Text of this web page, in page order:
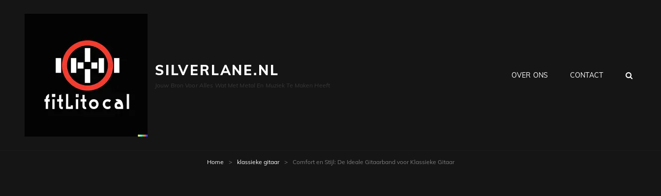
SILVERLANE.NL
Jouw Bron Voor Alles Wat Met Metal En Muziek Te Maken Heeft
OVER ONS CONTACT
Home > klassieke gitaar > Comfort en Stijl: De Ideale Gitaarband voor Klassieke Gitaar